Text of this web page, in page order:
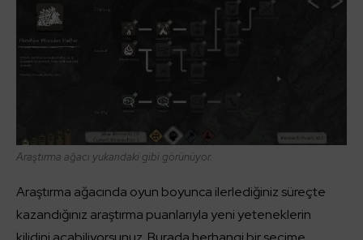
Araştırma ağacı yukarıdaki gibi görünüyor.
Araştırma ağacında oyun boyunca ilerlediğiniz süreçte
kazandığınız araştırma puanlarıyla yeni yeteneklerin